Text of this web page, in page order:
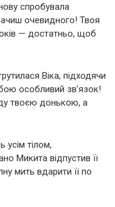
спробувала
очевидного! Твоя
— достатньо, щоб
Віка, підходячи
особливий зв’язок!
твоєю донькою, а
тілом,
Микита відпустив її
мить вдарити її по